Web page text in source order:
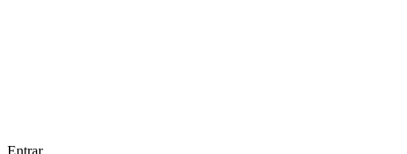
Entrar